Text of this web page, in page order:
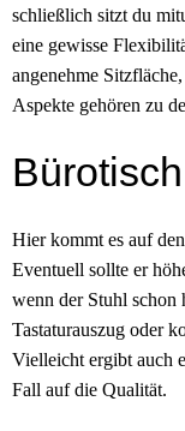
schließlich sitzt du
eine gewisse
angenehme
Aspekte gehören zu
Bürotisch
Hier kommt es auf
Eventuell sollte er
wenn der Stuhl schon
Tastaturauszug oder
Vielleicht ergibt auch
Fall auf die Qualität.